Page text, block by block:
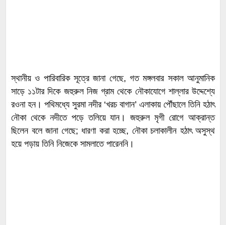
​স্থানীয় ও পারিবারিক সূত্রে জানা গেছে, গত মঙ্গলবার সকাল আনুমানিক
সাড়ে ১১টার দিকে জহুরুল নিজ গ্রাম থেকে নৌকাযোগে শাল্লার উদ্দেশ্যে
রওনা হন। পথিমধ্যে সুরমা নদীর ‘খরচ বাগান’ এলাকায় পৌঁছালে তিনি হঠাৎ
নৌকা থেকে নদীতে পড়ে তলিয়ে যান। জহুরুল মৃগী রোগে আক্রান্ত
ছিলেন বলে জানা গেছে; ধারণা করা হচ্ছে, নৌকা চলাকালীন হঠাৎ অসুস্থ
হয়ে পড়ায় তিনি নিজেকে সামলাতে পারেননি।